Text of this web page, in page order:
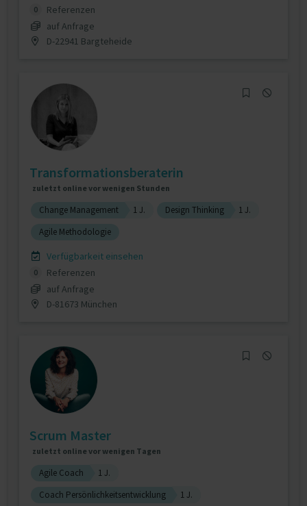
0
Referenzen
auf Anfrage
D-22941 Bargteheide
Transformationsberaterin
zuletzt online vor wenigen Stunden
Change Management 1 J. Design Thinking
1 J.
Agile Methodologie
Verfügbarkeit einsehen
0
Referenzen
auf Anfrage
D-81673 München
Scrum Master
zuletzt online vor wenigen Tagen
Agile Coach
1 J.
Coach Persönlichkeitsentwicklung
1 J.